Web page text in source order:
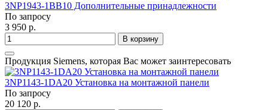
3NP1943-1BB10 Дополнительные принадлежности
По запросу
3 950 р.
В корзину
Продукция Siemens, которая Вас может заинтересовать
3NP1143-1DA20 Установка на монтажной панели
По запросу
20 120 р.